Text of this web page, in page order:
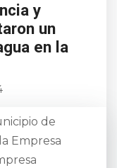
y
un
en la
de
Empresa